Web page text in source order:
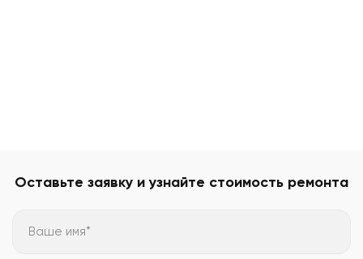
Оставьте заявку и узнайте стоимость ремонта
Ваше имя*